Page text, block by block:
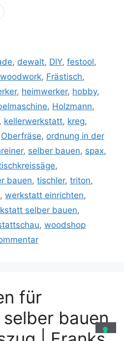
, dewalt, DIY,festool,
, Frästisch,
, heimwerker, hobby,
, Holzmann,
, kellerwerkstatt, kreg,
Oberfräse, ordnung in der
, selber bauen, spax,
,
bauen, tischler, triton,
, werkstatt einrichten,
selber bauen,
, woodshop
für
bauen